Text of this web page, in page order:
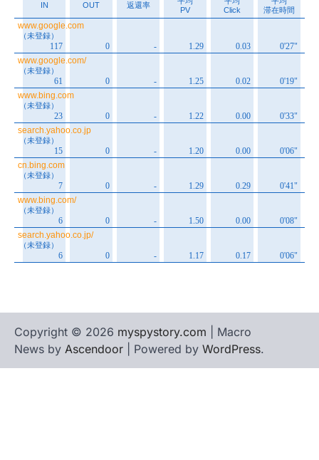
Copyright © 2026 myspystory.com | Macro
News by Ascendoor | Powered by WordPress.